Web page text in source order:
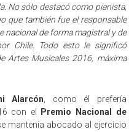
No sólo destacó como pianista,
que también fue el responsable
nacional de forma magistral y de
Chile. Todo esto le significó
Artes Musicales 2016, máxima
Alarcón , como él prefería
con el
Premio Nacional de
mantenía abocado al ejercicio